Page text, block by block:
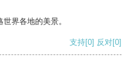
界各地的美景。
支持[0] 反对[0]